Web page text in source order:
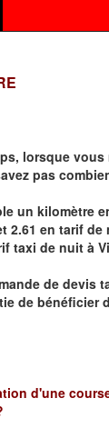
lorsque
pas
un kilomètre
2.61 en tarif
taxi de nuit à
de devis
de bénéficier
d'une